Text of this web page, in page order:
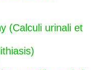
(Calculi urinali et